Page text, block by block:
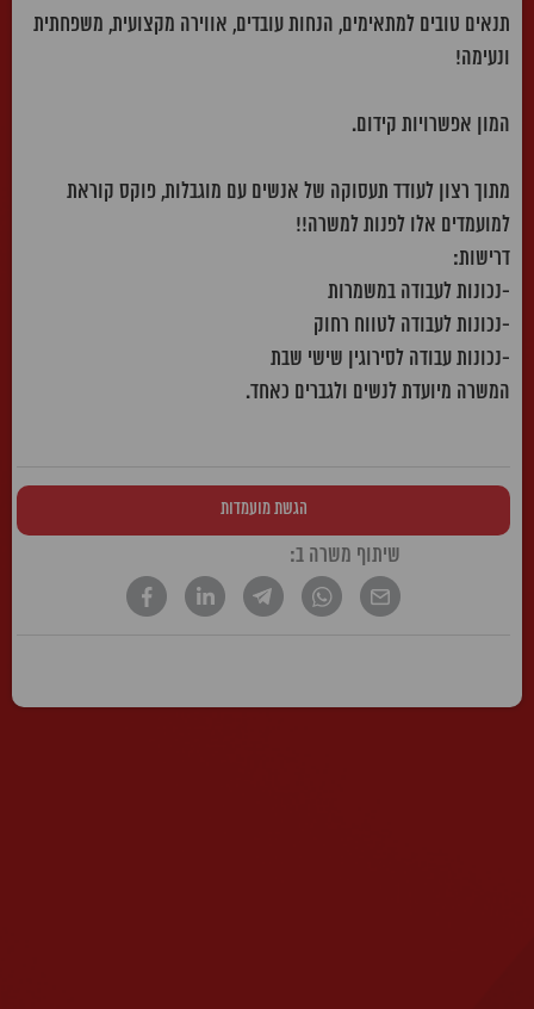
תנאים טובים למתאימים, הנחות עובדים, אווירה מקצועית, משפחתית
ונעימה!
המון אפשרויות קידום.
מתוך רצון לעודד תעסוקה של אנשים עם מוגבלות, פוקס קוראת
למועמדים אלו לפנות למשרה!!
דרישות:
-נכונות לעבודה במשמרות
-נכונות לעבודה לטווח רחוק
-נכונות עבודה לסירוגין שישי שבת
המשרה מיועדת לנשים ולגברים כאחד.
הגשת מועמדות
שיתוף משרה ב: